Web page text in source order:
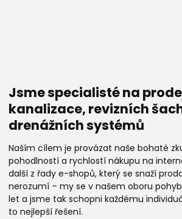
Jsme specialisté na
kanalizace, revizních
drenážních systémů
Naším cílem je provázat naše bohaté
pohodlností a rychlostí nákupu na
další z řady e-shopů, který se snaží
nerozumí – my se v našem oboru
let a jsme tak schopni každému
to nejlepší řešení.